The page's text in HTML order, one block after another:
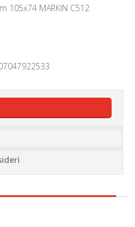
105x74 MARKIN C512